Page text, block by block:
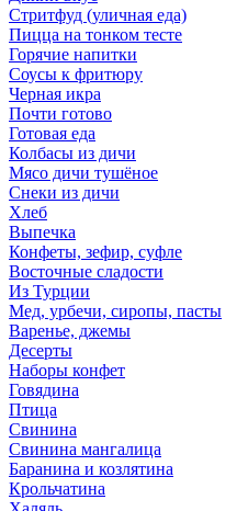
Стритфуд (уличная еда)
Пицца на тонком тесте
Горячие напитки
Соусы к фритюру
Черная икра
Почти готово
Готовая еда
Колбасы из дичи
Мясо дичи тушёное
Снеки из дичи
Хлеб
Выпечка
Конфеты, зефир, суфле
Восточные сладости
Из Турции
Мед, урбечи, сиропы, пасты
Варенье, джемы
Десерты
Наборы конфет
Говядина
Птица
Свинина
Свинина мангалица
Баранина и козлятина
Крольчатина